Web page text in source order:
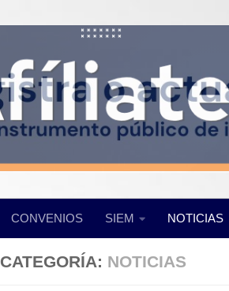
CONVENIOS SIEM NOTICIAS
CATEGORÍA: NOTICIAS